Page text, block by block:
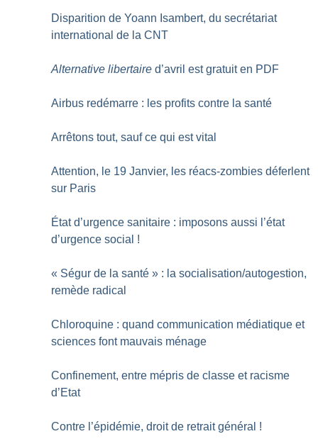
Disparition de Yoann Isambert, du secrétariat
international de la CNT
Alternative libertaire d’avril est gratuit en PDF
Airbus redémarre : les profits contre la santé
Arrêtons tout, sauf ce qui est vital
Attention, le 19 Janvier, les réacs-zombies déferlent
sur Paris
État d’urgence sanitaire : imposons aussi l’état
d’urgence social !
« Ségur de la santé » : la socialisation/autogestion,
remède radical
Chloroquine : quand communication médiatique et
sciences font mauvais ménage
Confinement, entre mépris de classe et racisme
d’Etat
Contre l’épidémie, droit de retrait général !